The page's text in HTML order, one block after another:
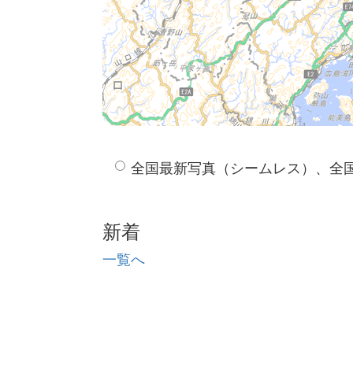
全国最新写真（シームレス）、全
新着
一覧へ